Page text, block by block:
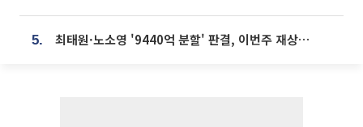
5. 최태원·노소영 '9440억 분할' 판결, 이번주 재상고 여부 주목